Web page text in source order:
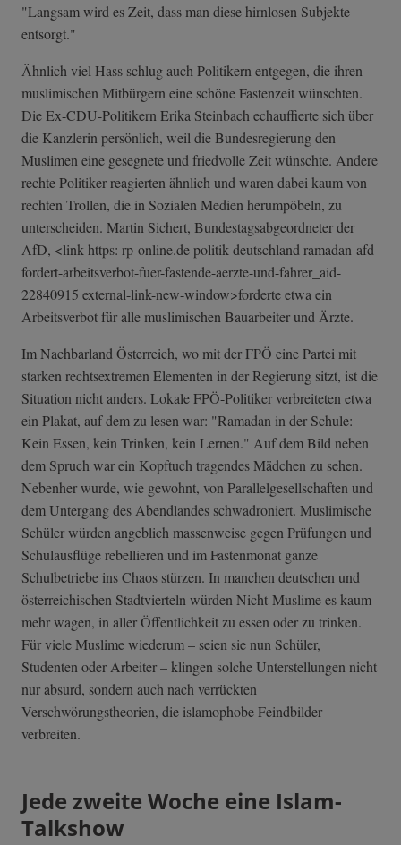
"Langsam wird es Zeit, dass man diese hirnlosen Subjekte
entsorgt."
Ähnlich viel Hass schlug auch Politikern entgegen, die ihren
muslimischen Mitbürgern eine schöne Fastenzeit wünschten.
Die Ex-CDU-Politikern Erika Steinbach echauffierte sich über
die Kanzlerin persönlich, weil die Bundesregierung den
Muslimen eine gesegnete und friedvolle Zeit wünschte. Andere
rechte Politiker reagierten ähnlich und waren dabei kaum von
rechten Trollen, die in Sozialen Medien herumpöbeln, zu
unterscheiden. Martin Sichert, Bundestagsabgeordneter der
AfD, <link https: rp-online.de politik deutschland ramadan-afd-
for­dert-arbeitsver­bot-fuer-fasten­de-aerzte-und-f­ahrer_aid-
22840­915 external-link-n­ew-window>forde­rte etwa ein
Arbeitsverbot für alle muslimischen Bauarbeiter und Ärzte.
Im Nachbarland Österreich, wo mit der FPÖ eine Partei mit
starken rechtsextremen Elementen in der Regierung sitzt, ist die
Situation nicht anders. Lokale FPÖ-Politiker verbreiteten etwa
ein Plakat, auf dem zu lesen war: "Ramadan in der Schule:
Kein Essen, kein Trinken, kein Lernen." Auf dem Bild neben
dem Spruch war ein Kopftuch tragendes Mädchen zu sehen.
Nebenher wurde, wie gewohnt, von Parallelgesellschaften und
dem Untergang des Abendlandes schwadroniert. Muslimische
Schüler würden angeblich massenweise gegen Prüfungen und
Schulausflüge rebellieren und im Fastenmonat ganze
Schulbetriebe ins Chaos stürzen. In manchen deutschen und
österreichischen Stadtvierteln würden Nicht-Muslime es kaum
mehr wagen, in aller Öffentlichkeit zu essen oder zu trinken.
Für viele Muslime wiederum – seien sie nun Schüler,
Studenten oder Arbeiter – klingen solche Unterstellungen nicht
nur absurd, sondern auch nach verrückten
Verschwörungstheorien, die islamophobe Feindbilder
verbreiten.
Jede zweite Woche eine Islam-
Talkshow